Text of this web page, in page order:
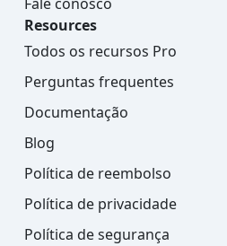
Fale conosco
Resources
Todos os recursos Pro
Perguntas frequentes
Documentação
Blog
Política de reembolso
Política de privacidade
Política de segurança